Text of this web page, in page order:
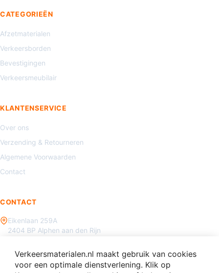
CATEGORIEËN
Afzetmaterialen
Verkeersborden
Bevestigingen
Verkeersmeubilair
KLANTENSERVICE
Over ons
Verzending & Retourneren
Algemene Voorwaarden
Contact
CONTACT
Eikenlaan 259A
2404 BP Alphen aan den Rijn
info@verkeersmaterialen.nl
Verkeersmaterialen.nl maakt gebruik van cookies
voor een optimale dienstverlening. Klik op